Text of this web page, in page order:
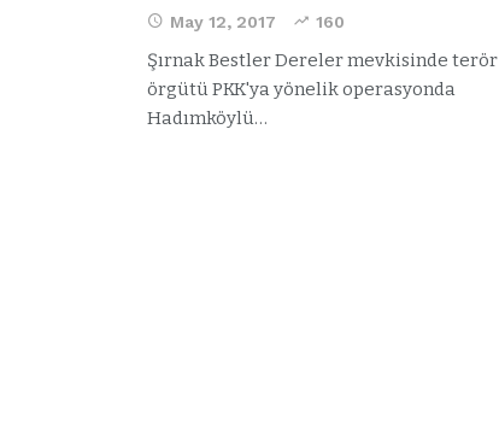
May 12, 2017 160
Şırnak Bestler Dereler mevkisinde terör
örgütü PKK'ya yönelik operasyonda
Hadımköylü…